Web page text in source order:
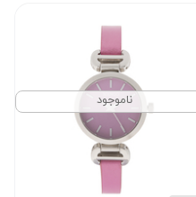
ناموجود